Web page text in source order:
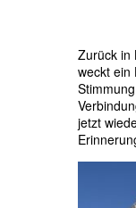
Zurück in
weckt ein
jetzt